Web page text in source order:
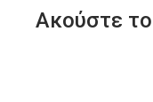
Ακούστε